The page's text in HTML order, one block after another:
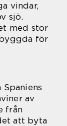
vindar,
sjö.
med stor
för
av
från
att byta